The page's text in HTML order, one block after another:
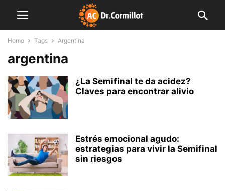
Home Tags Argentina
argentina
¿La Semifinal te da acidez?
Claves para encontrar alivio
Estrés emocional agudo:
estrategias para vivir la Semifinal
sin riesgos